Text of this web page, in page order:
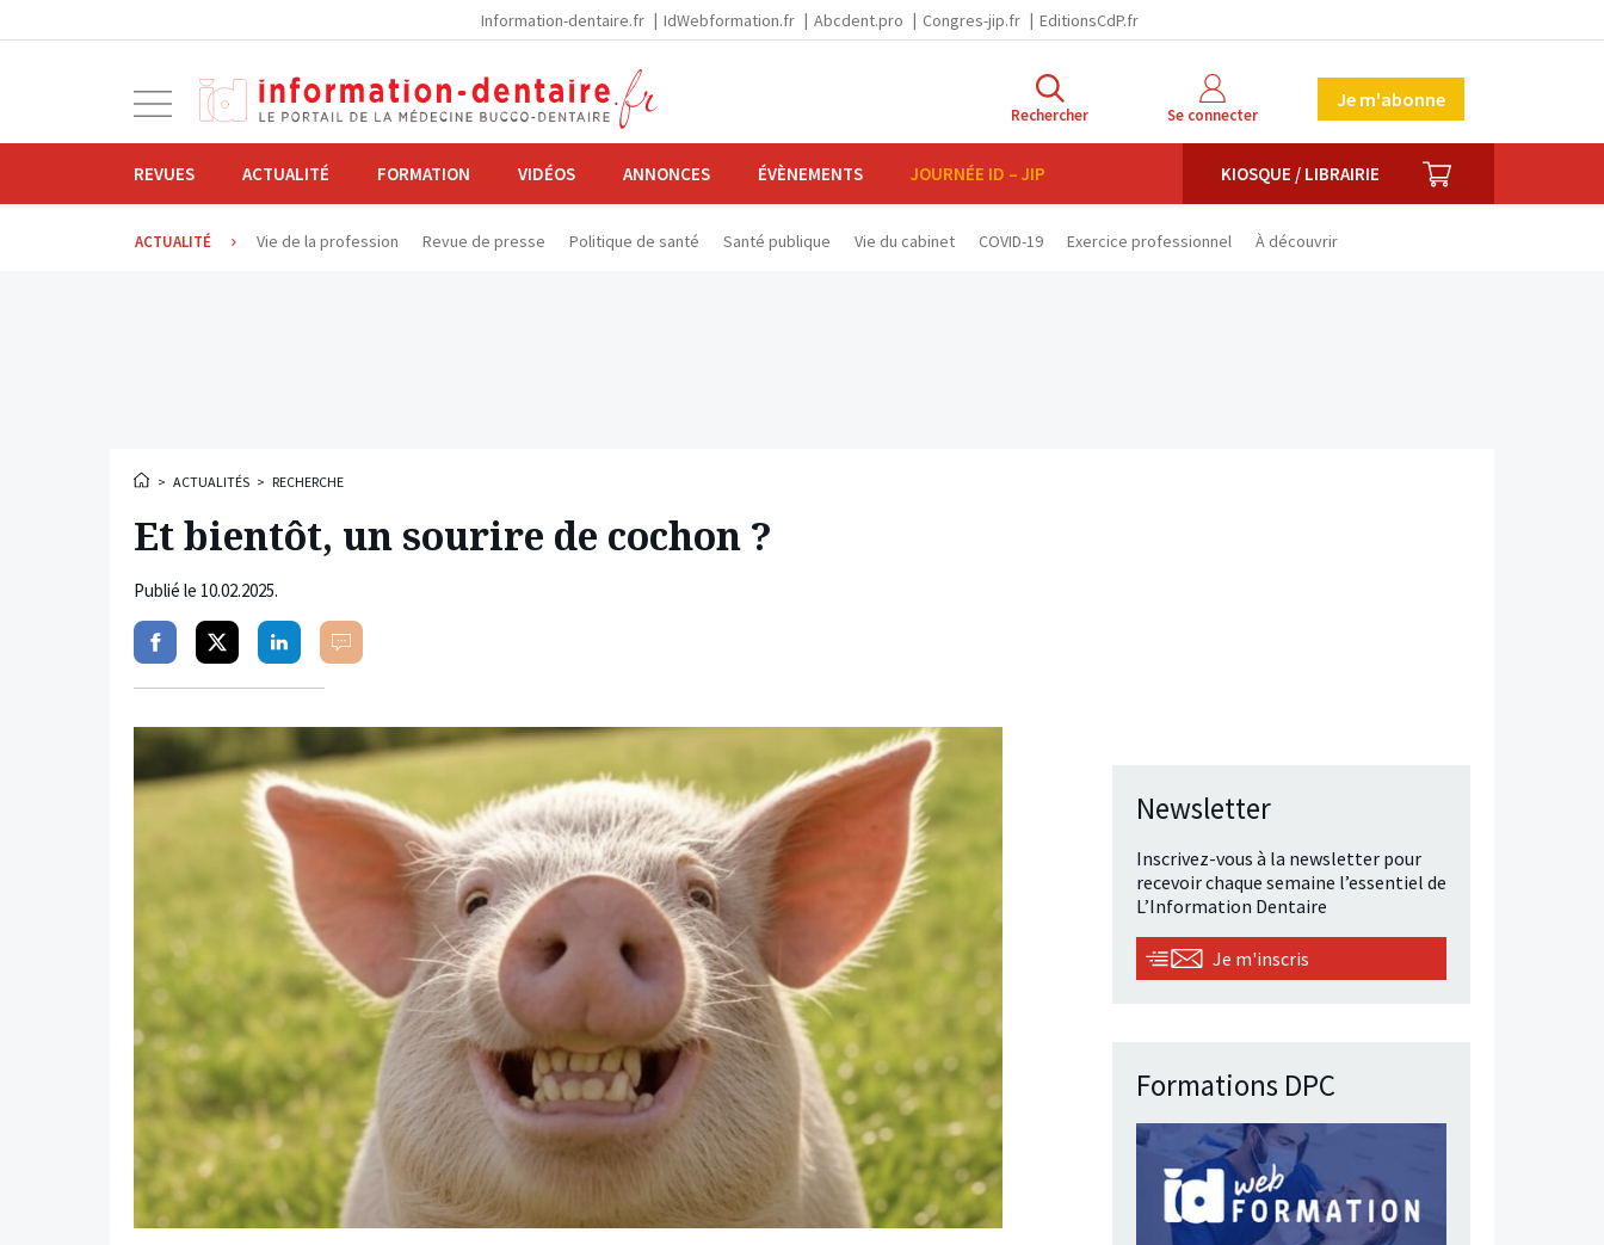
Information-dentaire.fr IdWebformation.fr Abcdent.pro Congres-jip.fr EditionsCdP.fr
navigation
Rechercher Se connecter
Je m'abonne
REVUES ACTUALITÉ FORMATION VIDÉOS ANNONCES ÉVÈNEMENTS JOURNÉE ID – JIP KIOSQUE / LIBRAIRIE PANIER
ACTUALITÉ Vie de la profession Revue de presse Politique de santé Santé publique Vie du cabinet COVID-19 Exercice professionnel À découvrir
> ACTUALITÉS > RECHERCHE
Et bientôt, un sourire de cochon ?
Publié le 10.02.2025.
PartagerPartagerPartagerCommenter
Newsletter
Inscrivez-vous à la newsletter pour
recevoir chaque semaine l’essentiel de
L’Information Dentaire
Je m'inscris
Formations DPC